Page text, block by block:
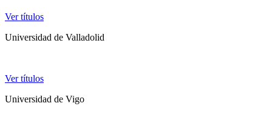
Ver títulos
Universidad de Valladolid
Ver títulos
Universidad de Vigo